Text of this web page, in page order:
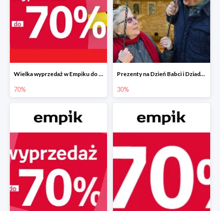
Wielka wyprzedaż w Empiku do -70%
70%
Prezenty na Dzień Babci i Dziadka w Empiku do -30%
30%